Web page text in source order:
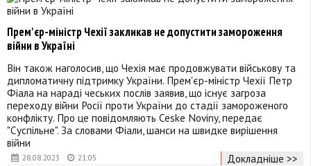
28.08.2023 21:05
Прем'єр-міністр Чехії закликав не допустити замороження
війни в Україні
Він також наголосив, що Чехія має продовжувати військову та
дипломатичну підтримку України. Прем'єр-міністр Чехії Петр
Фіала на нараді чеських послів заявив, що існує загроза
переходу війни Росії проти України до стадії замороженого
конфлікту. Про це повідомляють Ceske Noviny, передає
"Суспільне". За словами Фіали, шанси на швидке вирішення
війни
Докладніше >>